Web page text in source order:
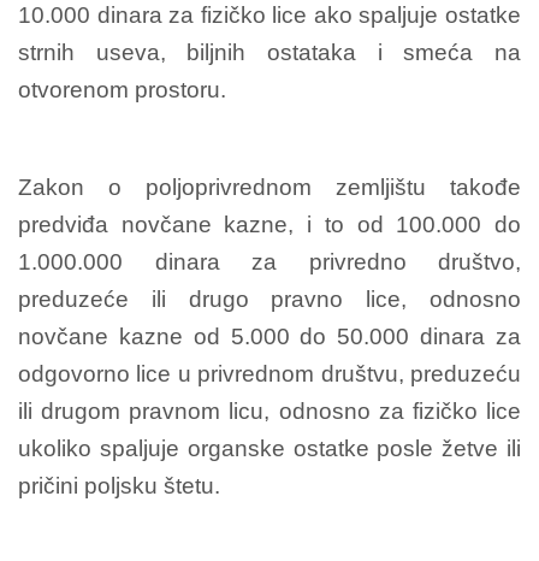
10.000 dinara za fizičko lice ako spaljuje ostatke
strnih useva, biljnih ostataka i smeća na
otvorenom prostoru.
Zakon o poljoprivrednom zemljištu takođe
predviđa novčane kazne, i to od 100.000 do
1.000.000 dinara za privredno društvo,
preduzeće ili drugo pravno lice, odnosno
novčane kazne od 5.000 do 50.000 dinara za
odgovorno lice u privrednom društvu, preduzeću
ili drugom pravnom licu, odnosno za fizičko lice
ukoliko spaljuje organske ostatke posle žetve ili
pričini poljsku štetu.